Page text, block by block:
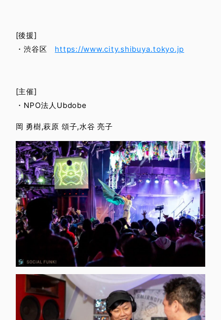
[後援]
・渋谷区 https://www.city.shibuya.tokyo.jp
[主催]
・NPO法人Ubdobe
岡 勇樹,萩原 頌子,水谷 亮子